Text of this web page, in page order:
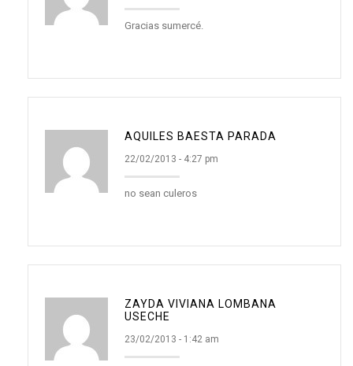
Gracias sumercé.
AQUILES BAESTA PARADA
22/02/2013 - 4:27 pm
no sean culeros
ZAYDA VIVIANA LOMBANA
USECHE
23/02/2013 - 1:42 am